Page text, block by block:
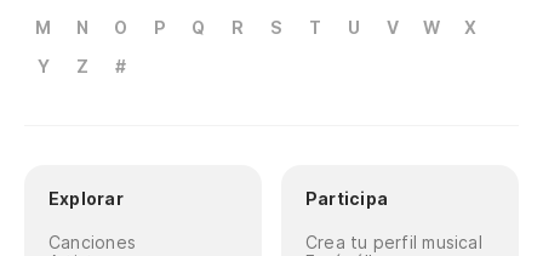
M
N O P Q R S T U V W
X
Y
Z #
Explorar
Canciones
Participa
Crea tu perfil musical